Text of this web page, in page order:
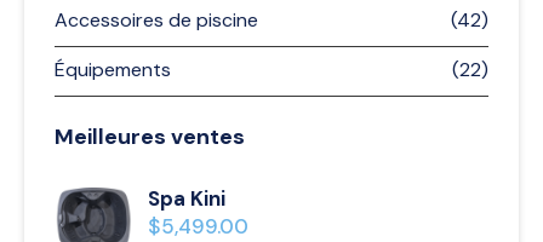
Accessoires de piscine
(42)
Équipements
(22)
Meilleures ventes
Spa Kini
$5,499.00